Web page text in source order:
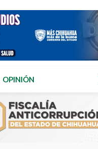
OPINIÓN